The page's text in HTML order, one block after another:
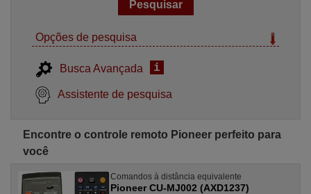
Opções de pesquisa
Busca Avançada i
Assistente de pesquisa
Encontre o controle remoto Pioneer perfeito para
você
Comandos à distância equivalente
Pioneer CU-MJ002 (AXD1237)